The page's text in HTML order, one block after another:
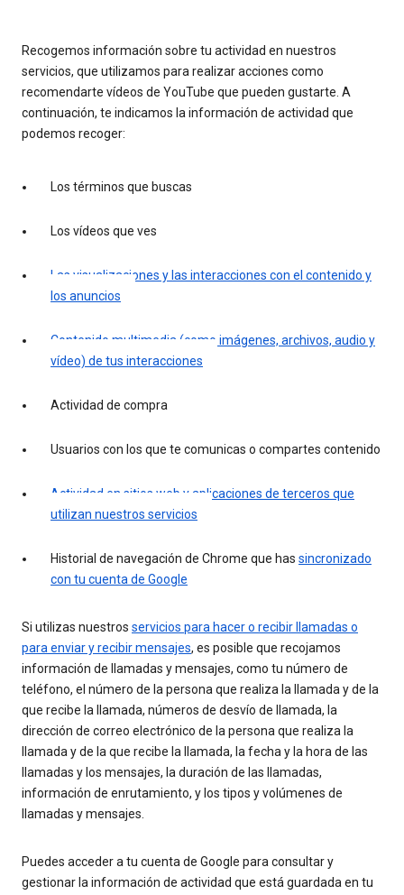
Recogemos información sobre tu actividad en nuestros
servicios, que utilizamos para realizar acciones como
recomendarte vídeos de YouTube que pueden gustarte. A
continuación, te indicamos la información de actividad que
podemos recoger:
Los términos que buscas
Los vídeos que ves
Las visualizaciones y las interacciones con el contenido y
los anuncios
Contenido multimedia (como imágenes, archivos, audio y
vídeo) de tus interacciones
Actividad de compra
Usuarios con los que te comunicas o compartes contenido
Actividad en sitios web y aplicaciones de terceros que
utilizan nuestros servicios
Historial de navegación de Chrome que has sincronizado
con tu cuenta de Google
Si utilizas nuestros servicios para hacer o recibir llamadas o
para enviar y recibir mensajes, es posible que recojamos
información de llamadas y mensajes, como tu número de
teléfono, el número de la persona que realiza la llamada y de la
que recibe la llamada, números de desvío de llamada, la
dirección de correo electrónico de la persona que realiza la
llamada y de la que recibe la llamada, la fecha y la hora de las
llamadas y los mensajes, la duración de las llamadas,
información de enrutamiento, y los tipos y volúmenes de
llamadas y mensajes.
Puedes acceder a tu cuenta de Google para consultar y
gestionar la información de actividad que está guardada en tu